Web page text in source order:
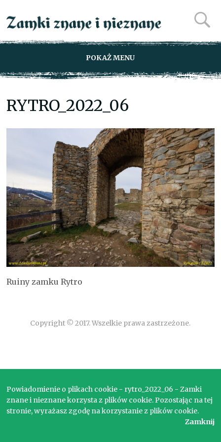
POKAŻ MENU
RYTRO_2022_06
Ruiny zamku Rytro
Copyright © 2017. Wszelkie prawa zastrzeżone.
Powiadomienie o plikach cookie - rytro_2022_06 - Zamki
znane i nieznane korzysta z plików cookie. Pozostając na tej
stronie, wyrażasz zgodę na korzystanie z plików cookie.
Zamknij